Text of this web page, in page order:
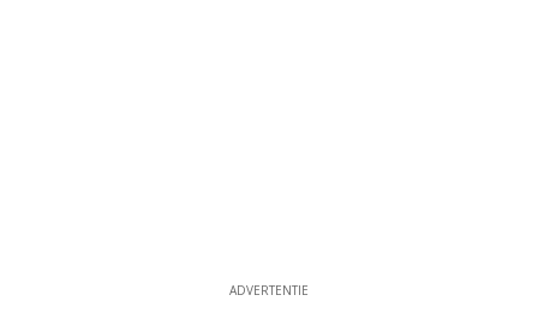
ADVERTENTIE